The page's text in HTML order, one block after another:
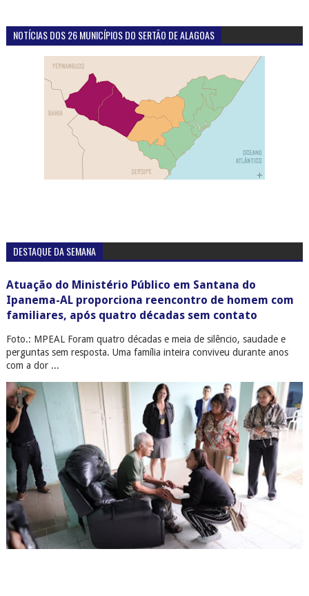
NOTÍCIAS DOS 26 MUNICÍPIOS DO SERTÃO DE ALAGOAS
DESTAQUE DA SEMANA
Atuação do Ministério Público em Santana do
Ipanema-AL proporciona reencontro de homem com
familiares, após quatro décadas sem contato
Foto.: MPEAL Foram quatro décadas e meia de silêncio, saudade e
perguntas sem resposta. Uma família inteira conviveu durante anos
com a dor ...